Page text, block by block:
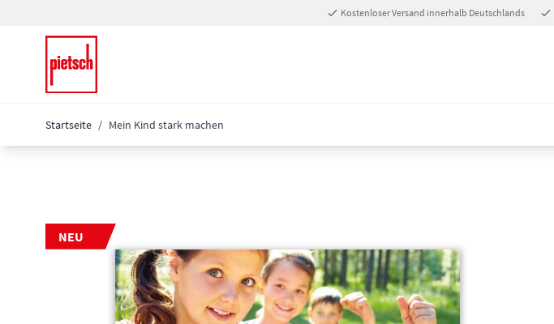
Kostenloser Versand innerhalb Deutschlands
Startseite / Mein Kind stark machen
NEU
Click to view image in fullscreen